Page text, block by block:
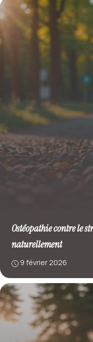
Ostéopathie contre le
naturellement
9 février 2026